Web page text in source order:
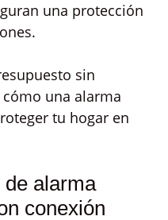
una protección
sin
una alarma
tu hogar en
alarma
conexión